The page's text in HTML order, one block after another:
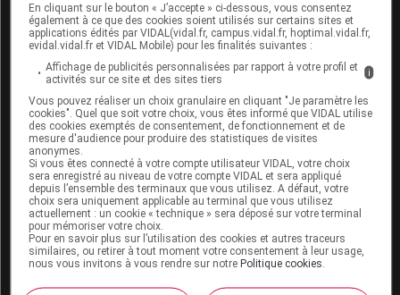
VIDAL Expert
VIDAL Hoptimal
eVIDAL
VIDAL Mobile
VIDAL widget
VIDAL Sécurisation
VIDAL e-Services
Espace institutionnel
Qui sommes-nous ?
VIDAL France
Carrières
Charte éthique et
déontologique
Service client
En cliquant sur le bouton « J’accepte » ci-dessous, vous consentez
également à ce que des cookies soient utilisés sur certains sites et
applications édités par VIDAL(vidal.fr, campus.vidal.fr, hoptimal.vidal.fr,
evidal.vidal.fr et VIDAL Mobile) pour les finalités suivantes :
Affichage de publicités personnalisées par rapport à votre profil et
activités sur ce site et des sites tiers
i
Vous pouvez réaliser un choix granulaire en cliquant "Je paramètre les
cookies". Quel que soit votre choix, vous êtes informé que VIDAL utilise
des cookies exemptés de consentement, de fonctionnement et de
mesure d'audience pour produire des statistiques de visites
anonymes.
Si vous êtes connecté à votre compte utilisateur VIDAL, votre choix
sera enregistré au niveau de votre compte VIDAL et sera appliqué
depuis l’ensemble des terminaux que vous utilisez. A défaut, votre
choix sera uniquement applicable au terminal que vous utilisez
actuellement : un cookie « technique » sera déposé sur votre terminal
pour mémoriser votre choix.
Pour en savoir plus sur l’utilisation des cookies et autres traceurs
similaires, ou retirer à tout moment votre consentement à leur usage,
nous vous invitons à vous rendre sur notrePolitique cookies